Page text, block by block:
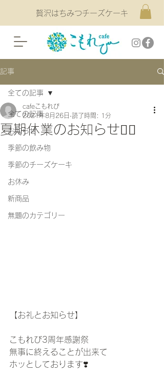
贅沢はちみつチーズケーキ
記事
全ての記事
お知らせ
季節の飲み物
季節のチーズケーキ
お休み
新商品
無題のカテゴリー
全ての記事
夏期休業のお知らせ🙇‍♀️
cafeこもれび
2021年8月26日 読了時間: 1分
【お礼とお知らせ】
こもれび3周年感謝祭
無事に終えることが出来て
ホッとしております❣️